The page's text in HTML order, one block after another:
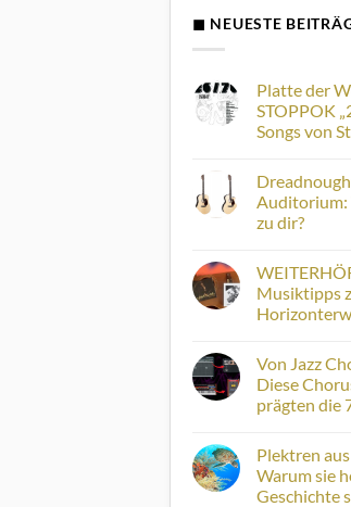
◼ NEUESTE
Platte der
STOPPOK
Songs von
zu
Platte
der
Woche:
–
die
Songs
von
Stoppok“
Auditorium:
zu dir?
zu
Dreadnought
oder
Grand
passt
zu
dir?
Musiktipps
zu
WEITERHÖREN:
Musiktipps
zur
Von Jazz
Diese
prägten die
zu
Von
Jazz
Chorus
Plektren
Warum sie
Geschichte